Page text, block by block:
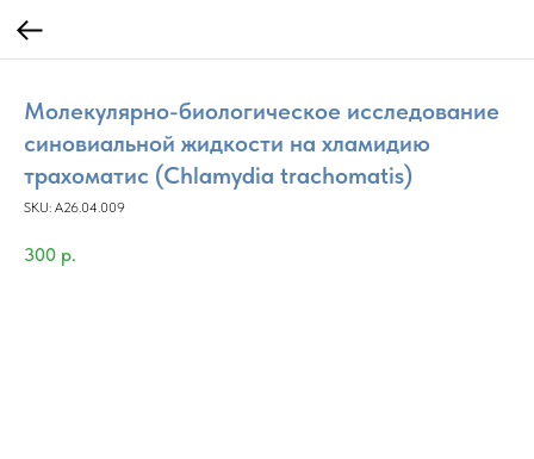
Молекулярно-биологическое исследование
синовиальной жидкости на хламидию
трахоматис (Chlamydia trachomatis)
SKU: A26.04.009
300 р.